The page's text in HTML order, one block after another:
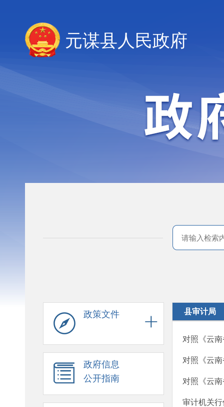
元谋县人民政府
政策文件
政府信息
公开指南
县审计局
对照《云
对照《云
对照《云
审计机关